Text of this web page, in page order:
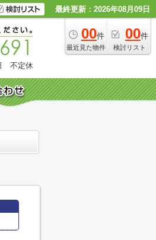
最終更新：2026年08月09日
00件
最近見た物件
00件
検討リスト
不定休